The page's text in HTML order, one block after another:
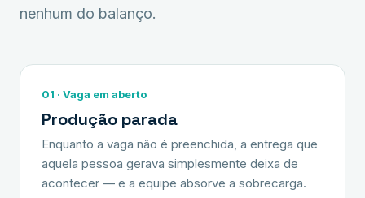
nenhum do balanço.
01 · Vaga em aberto
Produção parada
Enquanto a vaga não é preenchida, a entrega que
aquela pessoa gerava simplesmente deixa de
acontecer — e a equipe absorve a sobrecarga.